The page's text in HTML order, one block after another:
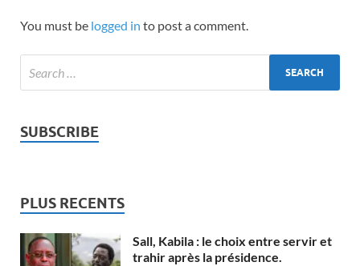
You must be logged in to post a comment.
SUBSCRIBE
PLUS RECENTS
Sall, Kabila : le choix entre servir et
trahir après la présidence.